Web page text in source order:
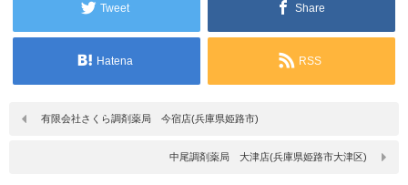
Tweet Share
Hatena RSS
有限会社さくら調剤薬局 今宿店(兵庫県姫路市)
中尾調剤薬局 大津店(兵庫県姫路市大津区)